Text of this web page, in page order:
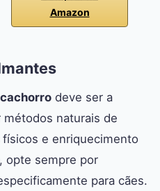
Amazon
deve ser a
naturais de
e enriquecimento
opte sempre por
para cães.